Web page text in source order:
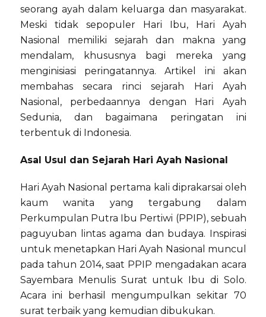
seorang ayah dalam keluarga dan masyarakat.
Meski tidak sepopuler Hari Ibu, Hari Ayah
Nasional memiliki sejarah dan makna yang
mendalam, khususnya bagi mereka yang
menginisiasi peringatannya. Artikel ini akan
membahas secara rinci sejarah Hari Ayah
Nasional, perbedaannya dengan Hari Ayah
Sedunia, dan bagaimana peringatan ini
terbentuk di Indonesia.
Asal Usul dan Sejarah Hari Ayah Nasional
Hari Ayah Nasional pertama kali diprakarsai oleh
kaum wanita yang tergabung dalam
Perkumpulan Putra Ibu Pertiwi (PPIP), sebuah
paguyuban lintas agama dan budaya. Inspirasi
untuk menetapkan Hari Ayah Nasional muncul
pada tahun 2014, saat PPIP mengadakan acara
Sayembara Menulis Surat untuk Ibu di Solo.
Acara ini berhasil mengumpulkan sekitar 70
surat terbaik yang kemudian dibukukan.